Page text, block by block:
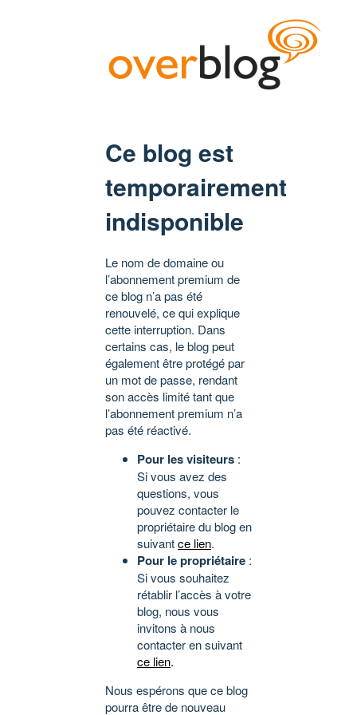
Ce blog est
temporairement
indisponible
Le nom de domaine ou
l’abonnement premium de
ce blog n’a pas été
renouvelé, ce qui explique
cette interruption. Dans
certains cas, le blog peut
également être protégé par
un mot de passe, rendant
son accès limité tant que
l’abonnement premium n’a
pas été réactivé.
Pour les visiteurs :
Si vous avez des
questions, vous
pouvez contacter le
propriétaire du blog en
suivantce lien.
Pour le propriétaire :
Si vous souhaitez
rétablir l’accès à votre
blog, nous vous
invitons à nous
contacter en suivant
ce lien.
Nous espérons que ce blog
pourra être de nouveau